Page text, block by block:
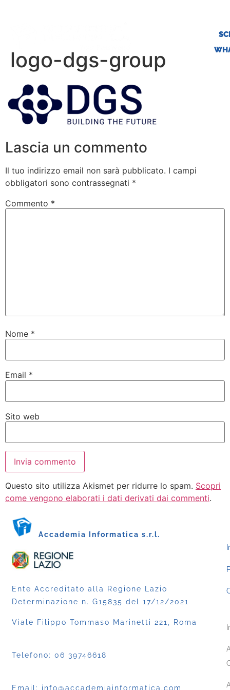
logo-dgs-group
Lascia un commento
Il tuo indirizzo email non sarà pubblicato. I campi
obbligatori sono contrassegnati *
Commento *
Nome *
Email *
Sito web
Questo sito utilizza Akismet per ridurre lo spam. Scopri
come vengono elaborati i dati derivati dai commenti.
Accademia Informatica s.r.l.
Ente Accreditato alla Regione Lazio
Determinazione n. G15835 del 17/12/2021
Viale Filippo Tommaso Marinetti 221, Roma
Telefono: 06 39746618
Email: info@accademiainformatica.com